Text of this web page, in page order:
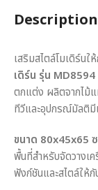
Description
เสริมสไตล์โมเดิร์น
เดิร์น รุ่น MD8594
ตกแต่ง ผลิตจากไม้
ทีวีและอุปกรณ์มัลติมี
ขนาด 80x45x65
พื้นที่สำหรับจัดวางเ
ฟังก์ชันและสไตล์ให้